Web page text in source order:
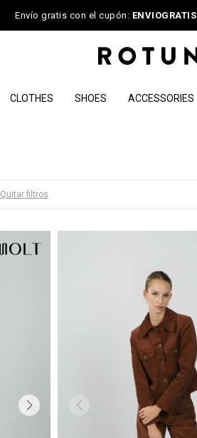
Envío gratis con el cupón: ENVIOGRATIS
CLOTHES SHOES ACCESSORIES
Quitar filtros